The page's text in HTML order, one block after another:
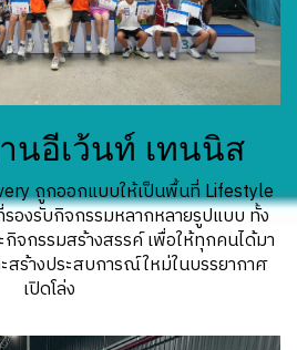
นอีเว้นท์ เทนนิส
ถูกออกแบบให้เป็นพื้นที่ Lifestyle
องรับกิจกรรมหลากหลายรูปแบบ ทั้ง
จกรรมสร้างสรรค์ เพื่อให้ทุกคนได้มา
สร้างประสบการณ์ใหม่ในบรรยากาศ
เปิดโล่ง